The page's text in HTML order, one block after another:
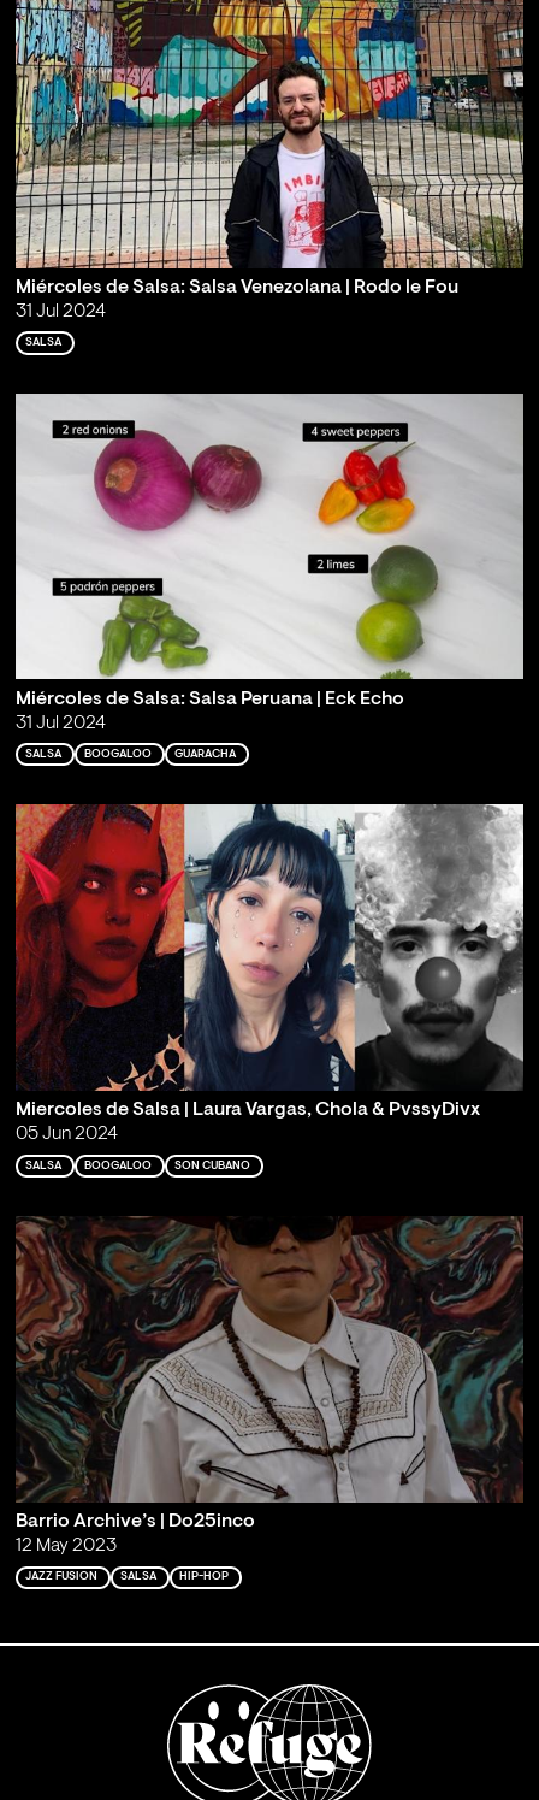
Miércoles de Salsa: Salsa Venezolana | Rodo le Fou
31 Jul 2024
SALSA
Miércoles de Salsa: Salsa Peruana | Eck Echo
31 Jul 2024
SALSA BOOGALOO GUARACHA
Miercoles de Salsa | Laura Vargas, Chola & PvssyDivx
05 Jun 2024
SALSA BOOGALOO SON CUBANO
Barrio Archive’s | Do25inco
12 May 2023
JAZZ FUSION SALSA HIP-HOP